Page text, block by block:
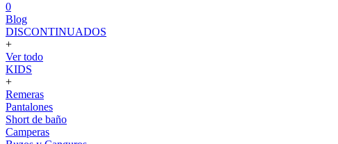
0
Blog
DISCONTINUADOS
+
Ver todo
KIDS
+
Remeras
Pantalones
Short de baño
Camperas